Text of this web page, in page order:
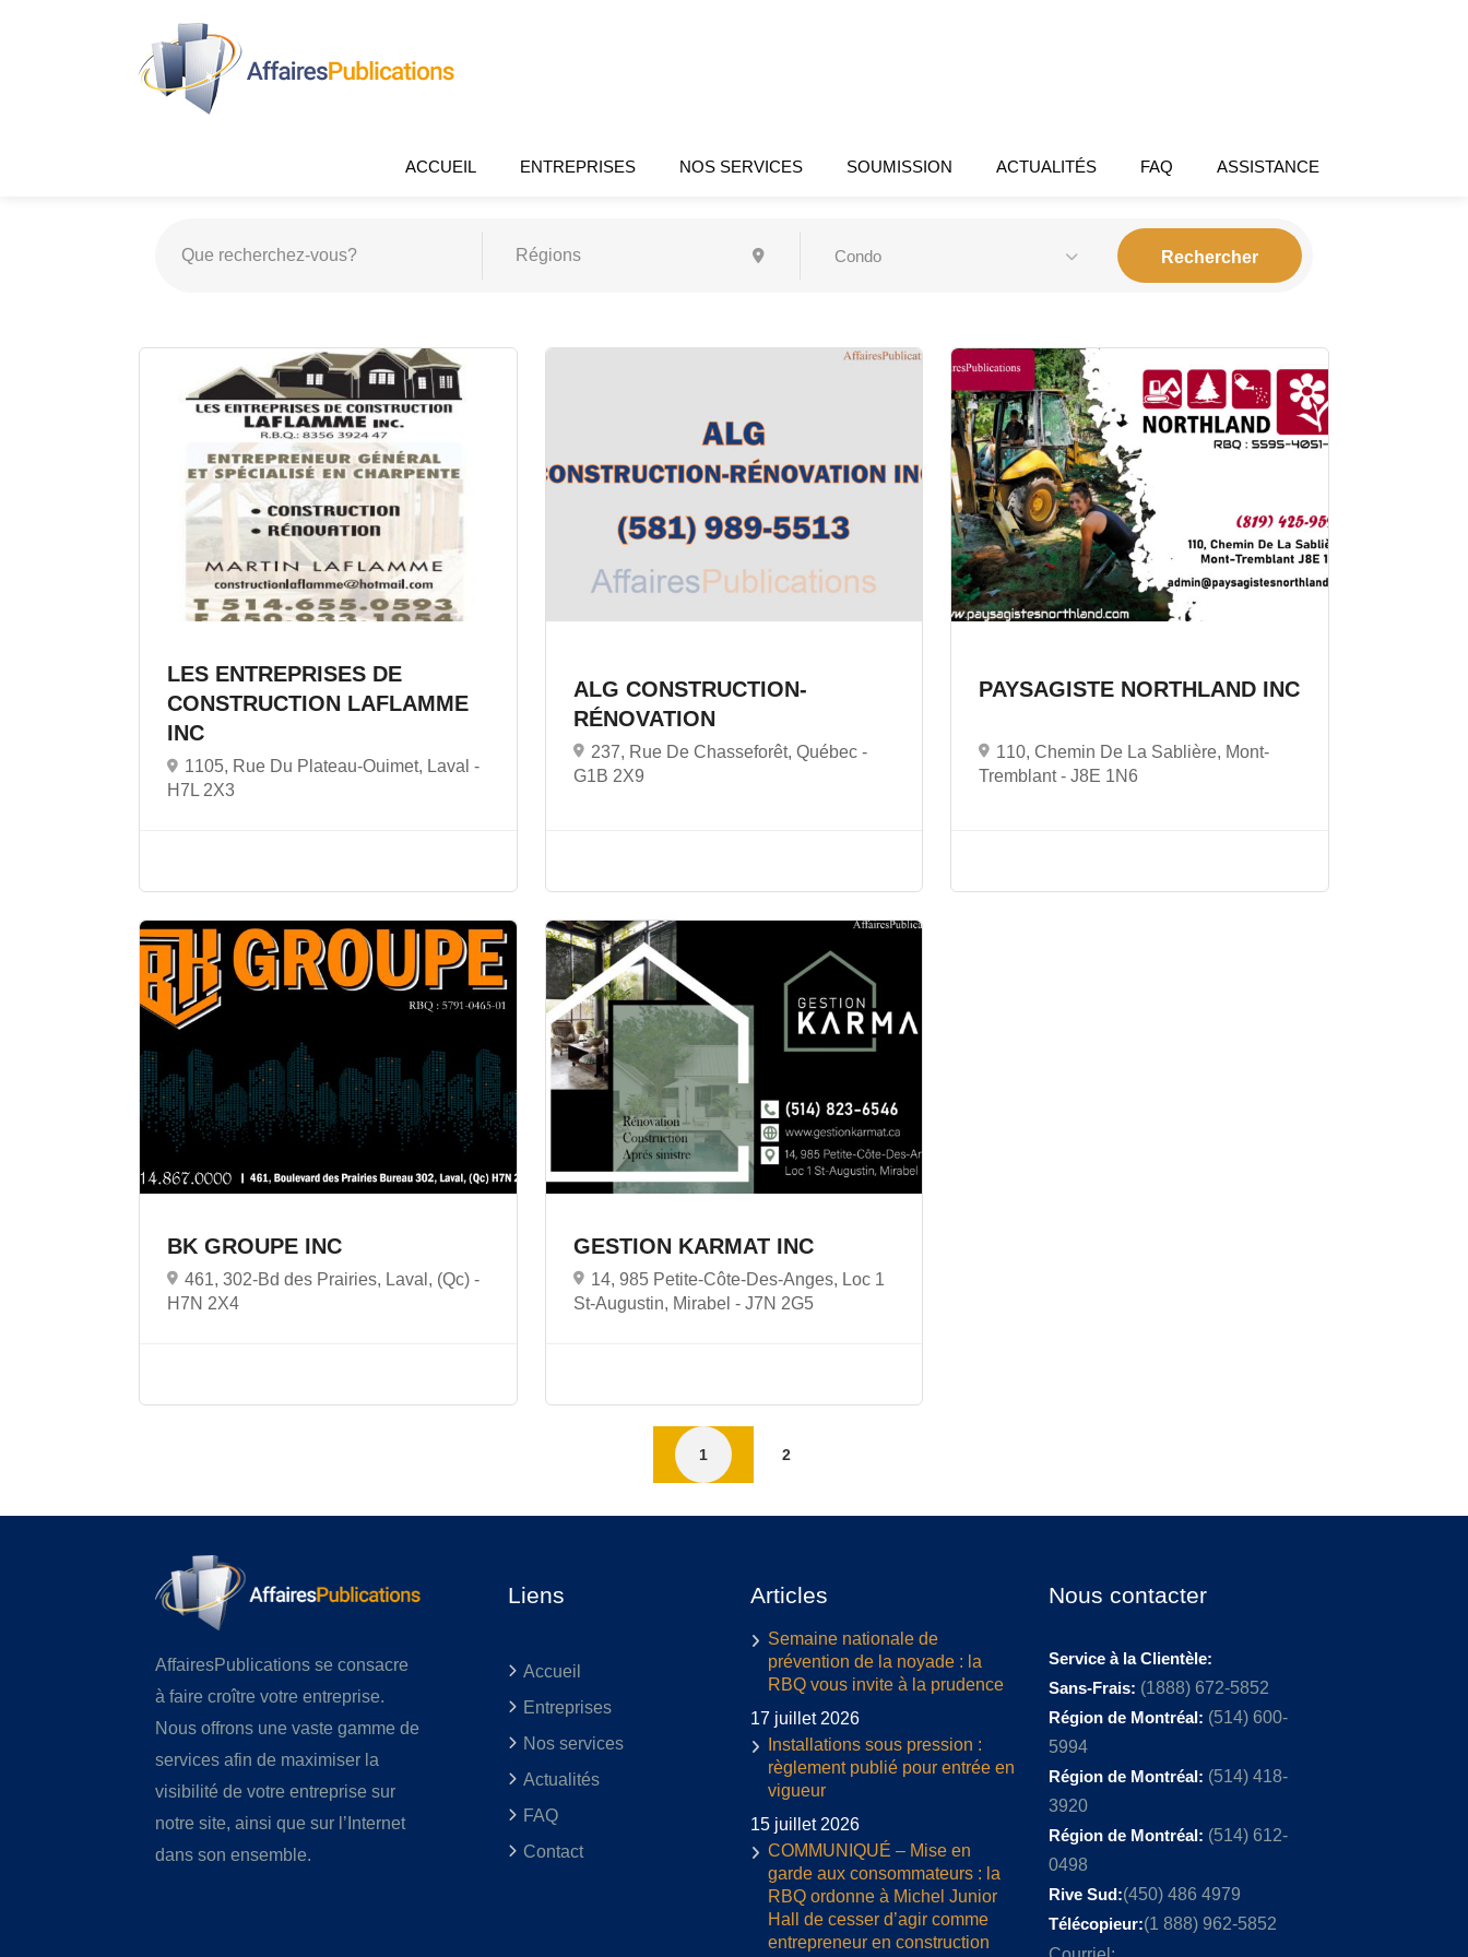
ACCUEIL ENTREPRISES NOS SERVICES SOUMISSION ACTUALITÉS FAQ ASSISTANCE
Condo
LES ENTREPRISES DE
CONSTRUCTION LAFLAMME
INC
1105, Rue Du Plateau-Ouimet, Laval -
H7L 2X3
ALG CONSTRUCTION-
RÉNOVATION
237, Rue De Chasseforêt, Québec -
G1B 2X9
PAYSAGISTE NORTHLAND INC
110, Chemin De La Sablière, Mont-
Tremblant -J8E 1N6
BK GROUPE INC
461, 302-Bd des Prairies, Laval, (Qc) -
H7N 2X4
GESTION KARMAT INC
14, 985 Petite-Côte-Des-Anges, Loc 1
St-Augustin, Mirabel - J7N 2G5
1 2
AffairesPublications se consacre
à faire croître votre entreprise.
Nous offrons une vaste gamme de
services afin de maximiser la
visibilité de votre entreprise sur
notre site, ainsi que sur l’Internet
dans son ensemble.
Liens
Accueil
Entreprises
Nos services
Actualités
FAQ
Contact
Articles
Semaine nationale de
prévention de la noyade : la
RBQ vous invite à la prudence
17 juillet 2026
Installations sous pression :
règlement publié pour entrée en
vigueur
15 juillet 2026
COMMUNIQUÉ – Mise en
garde aux consommateurs : la
RBQ ordonne à Michel Junior
Hall de cesser d’agir comme
entrepreneur en construction
Nous contacter
Service à la Clientèle:
Sans-Frais: (1888) 672-5852
Région de Montréal: (514) 600-
5994
Région de Montréal: (514) 418-
3920
Région de Montréal: (514) 612-
0498
Rive Sud:(450) 486 4979
Télécopieur:(1 888) 962-5852